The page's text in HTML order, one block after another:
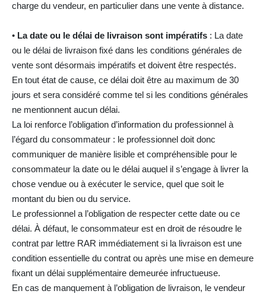
charge du vendeur, en particulier dans une vente à distance.
• La date ou le délai de livraison sont impératifs : La date
ou le délai de livraison fixé dans les conditions générales de
vente sont désormais impératifs et doivent être respectés.
En tout état de cause, ce délai doit être au maximum de 30
jours et sera considéré comme tel si les conditions générales
ne mentionnent aucun délai.
La loi renforce l’obligation d’information du professionnel à
l’égard du consommateur : le professionnel doit donc
communiquer de manière lisible et compréhensible pour le
consommateur la date ou le délai auquel il s’engage à livrer la
chose vendue ou à exécuter le service, quel que soit le
montant du bien ou du service.
Le professionnel a l’obligation de respecter cette date ou ce
délai. À défaut, le consommateur est en droit de résoudre le
contrat par lettre RAR immédiatement si la livraison est une
condition essentielle du contrat ou après une mise en demeure
fixant un délai supplémentaire demeurée infructueuse.
En cas de manquement à l’obligation de livraison, le vendeur